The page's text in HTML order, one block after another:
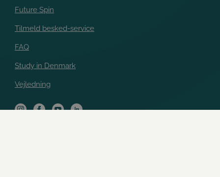
Future Spin
Tilmeld besked-service
FAQ
Study in Denmark
Vejledning